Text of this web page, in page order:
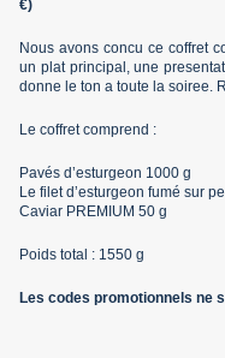
€)
Nous avons concu ce coffret
un plat principal, une
donne le ton a toute la soiree.
Le coffret comprend :
Pavés d’esturgeon 1000 g
Le filet d’esturgeon fumé sur
Caviar PREMIUM 50 g
Poids total : 1550 g
Les codes promotionnels ne